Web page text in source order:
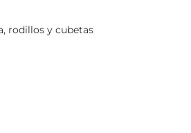
rodillos y cubetas